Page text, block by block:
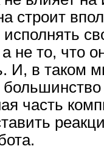
строит
не то, что
И, в таком
часть